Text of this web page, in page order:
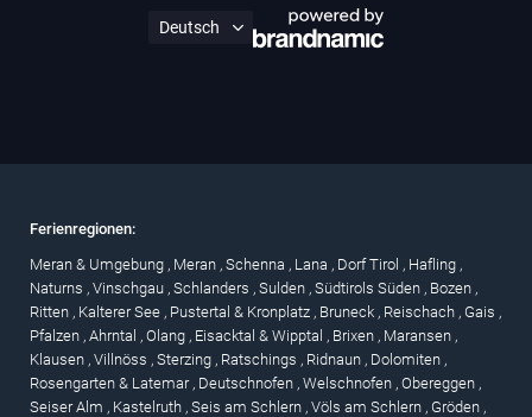
Ferienregionen:
Meran & Umgebung , Meran , Schenna , Lana , Dorf Tirol , Hafling ,
Naturns , Vinschgau , Schlanders , Sulden , Südtirols Süden , Bozen ,
Ritten , Kalterer See , Pustertal & Kronplatz , Bruneck , Reischach , Gais ,
Pfalzen , Ahrntal , Olang , Eisacktal & Wipptal , Brixen , Maransen ,
Klausen , Villnöss , Sterzing , Ratschings , Ridnaun , Dolomiten ,
Rosengarten & Latemar , Deutschnofen , Welschnofen , Obereggen ,
Seiser Alm , Kastelruth , Seis am Schlern , Völs am Schlern , Gröden ,